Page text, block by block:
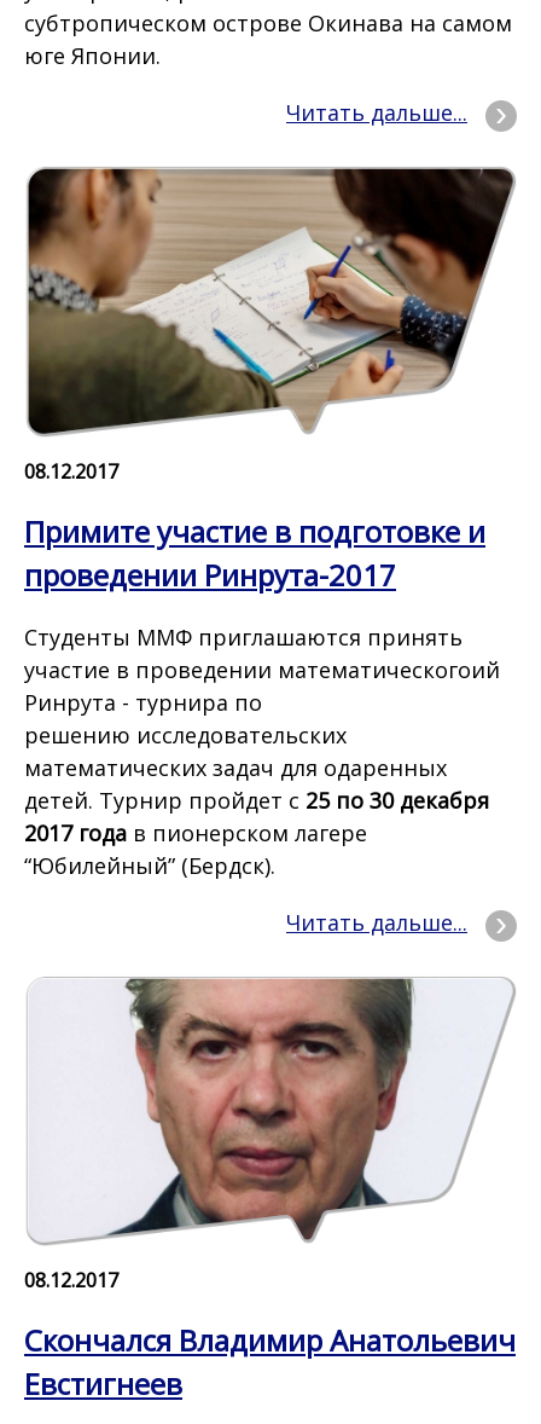
субтропическом острове Окинава на самом
юге Японии.
Читать дальше...
08.12.2017
Примите участие в подготовке и
проведении Ринрута-2017
Студенты ММФ приглашаются принять
участие в проведении математическогоий
Ринрута - турнира по
решению исследовательских
математических задач для одаренных
детей. Турнир пройдет с 25 по 30 декабря
2017 года в пионерском лагере
“Юбилейный” (Бердск).
Читать дальше...
08.12.2017
Скончался Владимир Анатольевич
Евстигнеев